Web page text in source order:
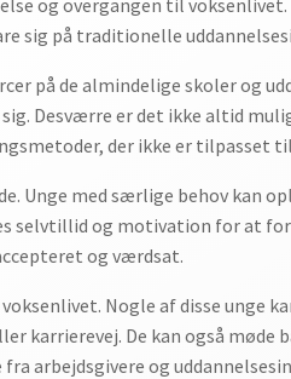
og overgangen til
sig på traditionelle
på de almindelige skoler og
Desværre er det ikke altid
der ikke er tilpasset
Unge med særlige behov kan
selvtillid og motivation for at
og værdsat.
Nogle af disse unge
karrierevej. De kan også møde
arbejdsgivere og